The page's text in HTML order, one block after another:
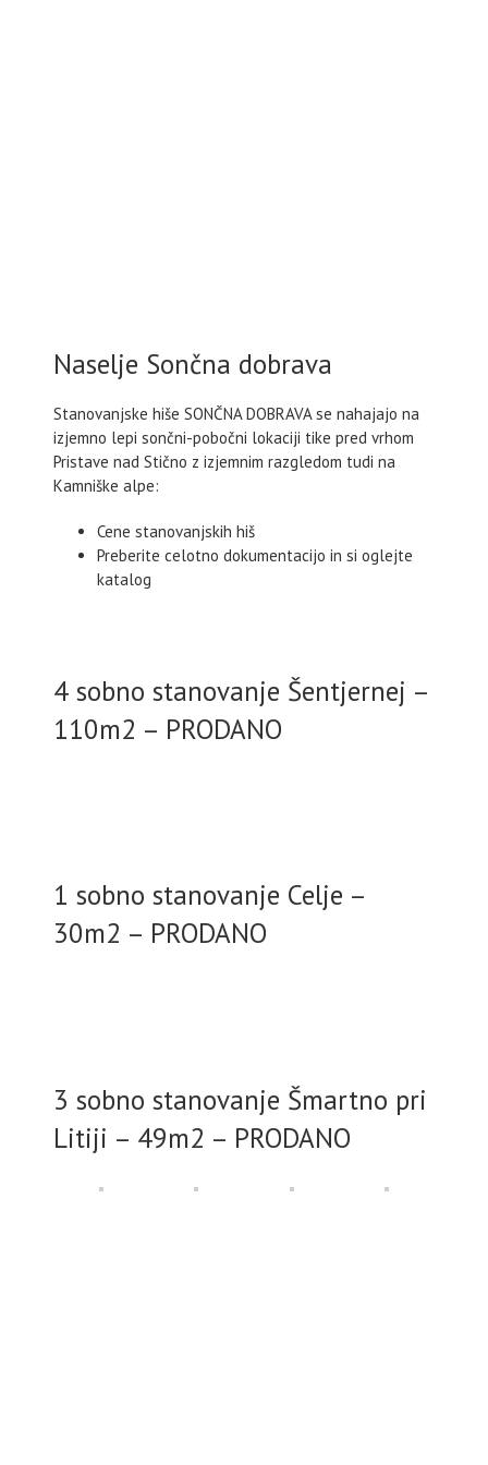
Naselje Sončna dobrava
Stanovanjske hiše SONČNA DOBRAVA se nahajajo na
izjemno lepi sončni-pobočni lokaciji tike pred vrhom
Pristave nad Stično z izjemnim razgledom tudi na
Kamniške alpe:
Cene stanovanjskih hiš
Preberite celotno dokumentacijo in si oglejte
katalog
4 sobno stanovanje Šentjernej –
110m2 – PRODANO
1 sobno stanovanje Celje –
30m2 – PRODANO
3 sobno stanovanje Šmartno pri
Litiji – 49m2 – PRODANO